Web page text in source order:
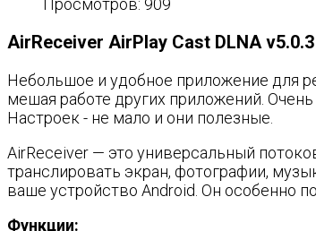
Просмотров: 909
AirReceiver AirPlay Cast DLNA
Небольшое и удобное приложение для
мешая работе других приложений.
Настроек - не мало и они полезные.
AirReceiver — это универсальный
транслировать экран, фотографии,
ваше устройство Android. Он особенно
Функции: